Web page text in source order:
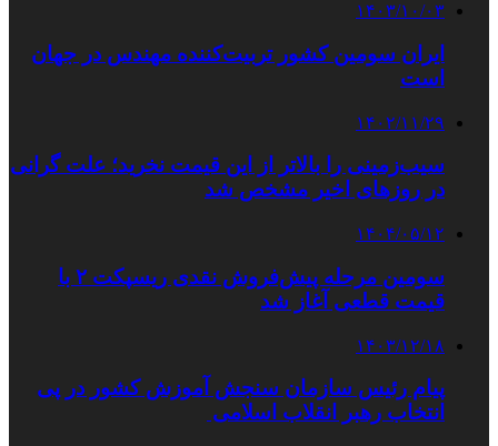
۱۴۰۳/۱۰/۰۳
ایران سومین کشور تربیت‌کننده مهندس در جهان
است
۱۴۰۲/۱۱/۲۹
سیب‌زمینی را بالاتر از این قیمت نخرید؛ علت گرانی
در روزهای اخیر مشخص شد
۱۴۰۴/۰۵/۱۲
سومین مرحله پیش‌فروش نقدی ریسپکت ۲ با
قیمت قطعی آغاز شد
۱۴۰۳/۱۲/۱۸
پیام رئیس سازمان سنجش آموزش کشور در پی
انتخاب رهبر انقلاب اسلامی